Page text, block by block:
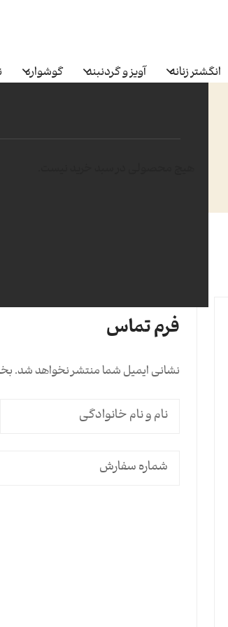
انگشتر زنانه آویز و گردنبند گوشواره
فرم تماس
نشانی ایمیل شما منتشر نخواهد شد.